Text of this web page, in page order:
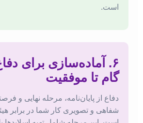
است.
۶. آماده‌سازی برای
گام تا موفقیت
دفاع از پایان‌نامه، مرحله نهایی و
شفاهی و تصویری کار شما در برابر